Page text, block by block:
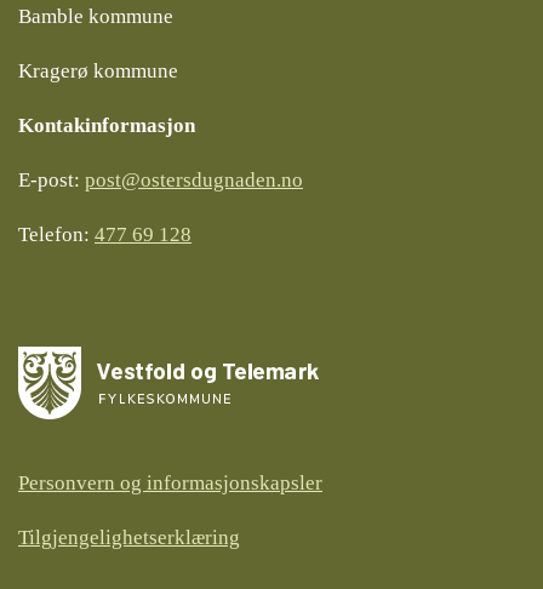
Bamble kommune
Kragerø kommune
Kontakinformasjon
E-post: post@ostersdugnaden.no
Telefon: 477 69 128
Personvern og informasjonskapsler
Tilgjengelighetserklæring